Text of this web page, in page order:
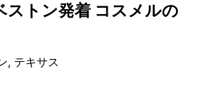
ストン発着 コスメルの
, テキサス